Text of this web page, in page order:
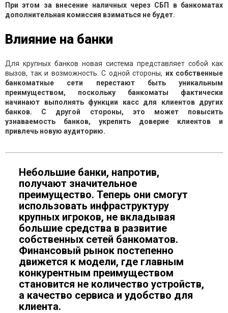
При этом за внесение наличных через СБП в банкоматах
дополнительная комиссия взиматься не будет.
Влияние на банки
Для крупных банков новая система представляет собой как
вызов, так и возможность. С одной стороны, их собственные
банкоматные сети перестают быть уникальным
преимуществом, поскольку банкоматы фактически
начинают выполнять функции касс для клиентов других
банков. С другой стороны, это может повысить
узнаваемость банков, укрепить доверие клиентов и
привлечь новую аудиторию.
Небольшие банки, напротив,
получают значительное
преимущество. Теперь они смогут
использовать инфраструктуру
крупных игроков, не вкладывая
большие средства в развитие
собственных сетей банкоматов.
Финансовый рынок постепенно
движется к модели, где главным
конкурентным преимуществом
становится не количество устройств,
а качество сервиса и удобство для
клиента.